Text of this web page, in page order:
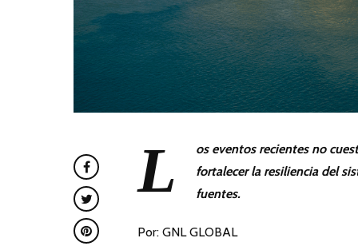
L
os eventos recientes no
fortalecer la resiliencia del
fuentes.
Por: GNL GLOBAL